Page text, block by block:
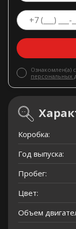
Ознакомлен(а) с
персональных
Коробка:
Год выпуска:
Пробег:
Цвет:
Объем